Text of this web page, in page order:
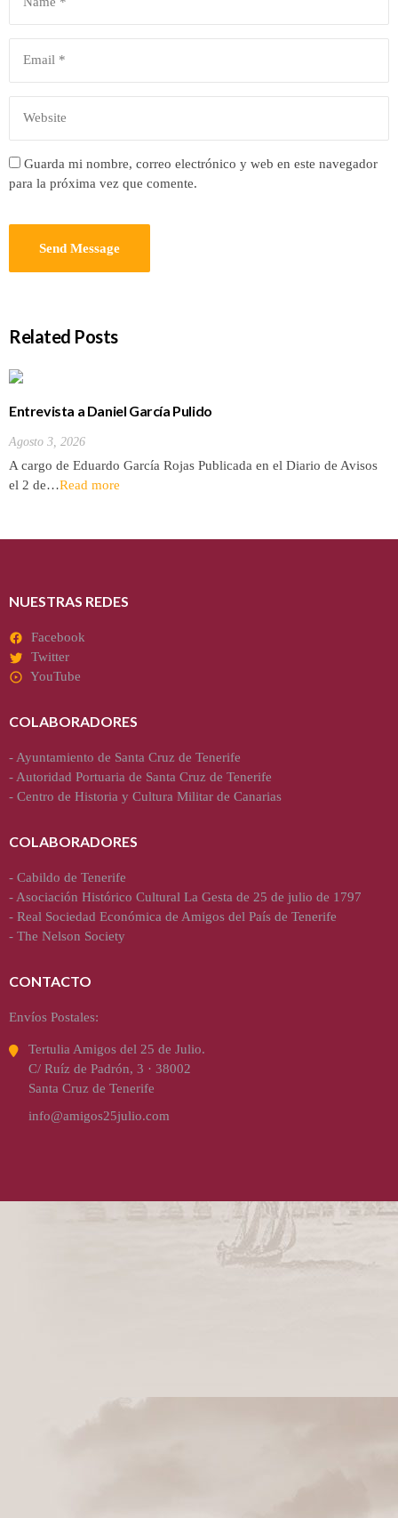
Guarda mi nombre, correo electrónico y web en este navegador
para la próxima vez que comente.
Related Posts
Entrevista a Daniel García Pulido
Agosto 3, 2026
A cargo de Eduardo García Rojas Publicada en el Diario de Avisos
el 2 de…Read more
NUESTRAS REDES
Facebook
Twitter
YouTube
COLABORADORES
- Ayuntamiento de Santa Cruz de Tenerife
- Autoridad Portuaria de Santa Cruz de Tenerife
- Centro de Historia y Cultura Militar de Canarias
COLABORADORES
- Cabildo de Tenerife
- Asociación Histórico Cultural La Gesta de 25 de julio de 1797
- Real Sociedad Económica de Amigos del País de Tenerife
- The Nelson Society
CONTACTO
Envíos Postales:
Tertulia Amigos del 25 de Julio.
C/ Ruíz de Padrón, 3 · 38002
Santa Cruz de Tenerife
info@amigos25julio.com